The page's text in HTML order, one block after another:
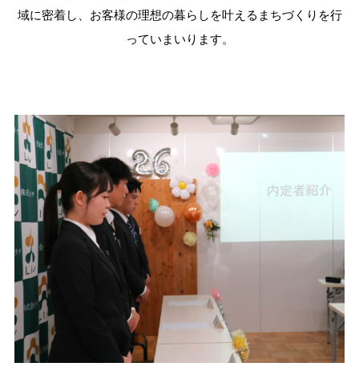
域に密着し、お客様の理想の暮らしを叶えるまちづくりを行
っていまいります。